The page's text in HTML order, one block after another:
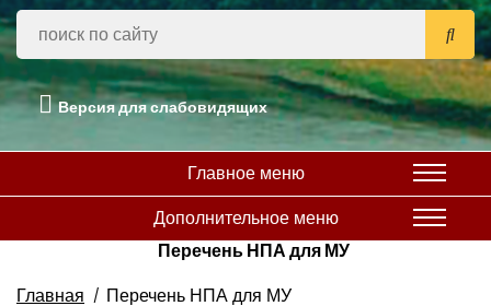
Версия для слабовидящих
Главное меню
Дополнительное меню
Перечень НПА для МУ
Главная
Перечень НПА для МУ